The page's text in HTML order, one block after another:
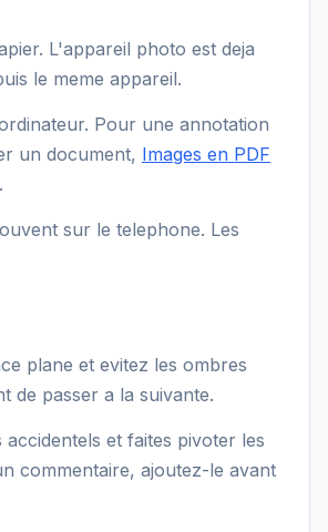
L'appareil photo est deja
le meme appareil.
Pour une annotation
un document, Images en PDF
.
sur le telephone. Les
plane et evitez les ombres
de passer a la suivante.
et faites pivoter les
commentaire, ajoutez-le avant